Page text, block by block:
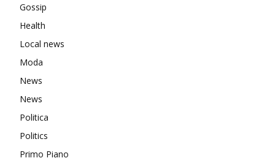
Gossip
Health
Local news
Moda
News
News
Politica
Politics
Primo Piano